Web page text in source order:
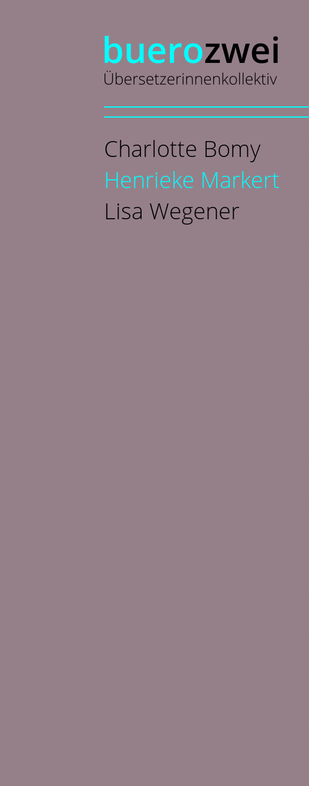
Charlotte Bomy
Henrieke Markert
Lisa Wegener